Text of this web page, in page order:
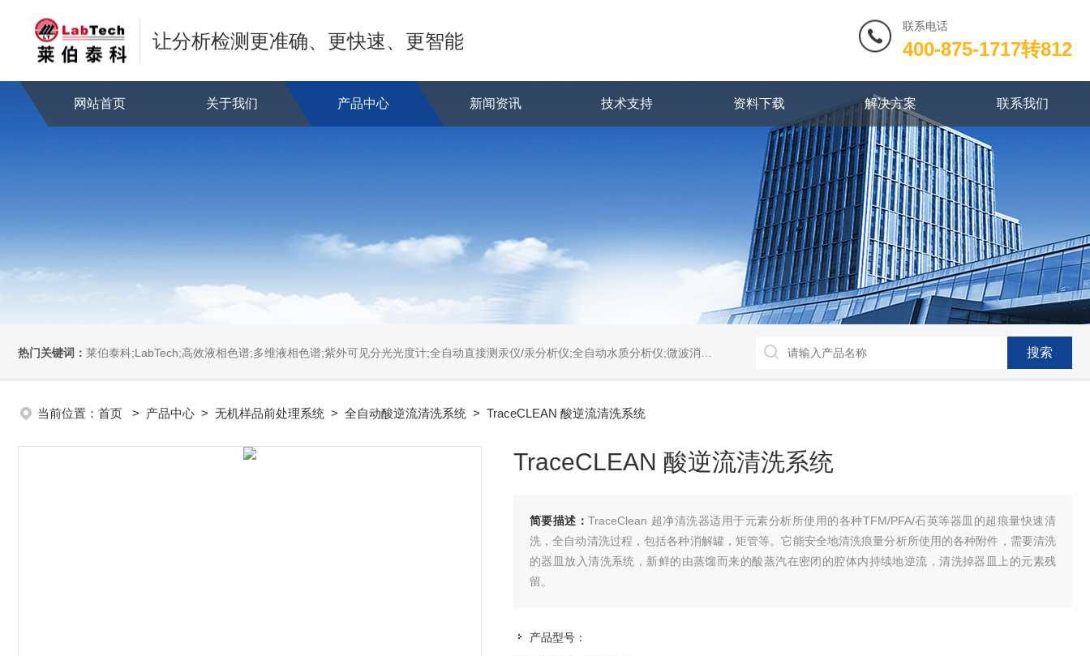
让分析检测更准确、更快速、更智能
联系电话
400-875-1717转812
网站首页 关于我们 产品中心 新闻资讯 技术支持 资料下载 解决方案 联系我们
热门关键词： 莱伯泰科;LabTech;高效液相色谱;多维液相色谱;紫外可见分光光度计;全自动直接测汞仪/汞分析仪;全自动水质分析仪;微波消解萃取系统;微波合成系统;微波灰化磺化系统;全自动固相萃取系统;Dryvap全自动溶剂蒸发系统;激光固体烧蚀进样系统;循环水冷却器;电热消解仪;微控数显电热板;光波加热仪;磁力搅拌器;分析仪器;实验室设备;样品前处理仪器;实验室信息管理系统（LIMS;超净实验室设计与工程;通风柜;化学安全柜;AAICPICP-MSUV-VISHPLC耗材和配件
当前位置： 首页 > 产品中心 > 无机样品前处理系统 > 全自动酸逆流清洗系统 > TraceCLEAN 酸逆流清洗系统
TraceCLEAN 酸逆流清洗系统
简要描述： TraceClean 超净清洗器适用于元素分析所使用的各种TFM/PFA/石英等器皿的超痕量快速清
洗，全自动清洗过程，包括各种消解罐，矩管等。它能安全地清洗痕量分析所使用的各种附件，需要清洗
的器皿放入清洗系统，新鲜的由蒸馏而来的酸蒸汽在密闭的腔体内持续地逆流，清洗掉器皿上的元素残
留。
产品型号：